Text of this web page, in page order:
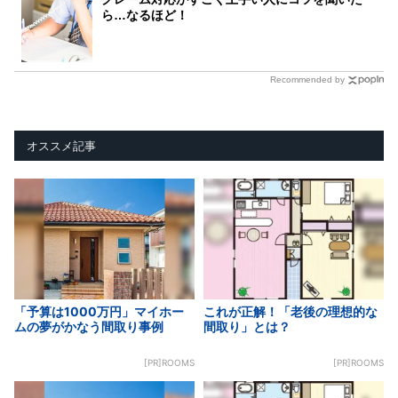
ら…なるほど！
Recommended by
オススメ記事
「予算は1000万円」マイホー
ムの夢がかなう間取り事例
[PR]ROOMS
これが正解！「老後の理想的な
間取り」とは？
[PR]ROOMS